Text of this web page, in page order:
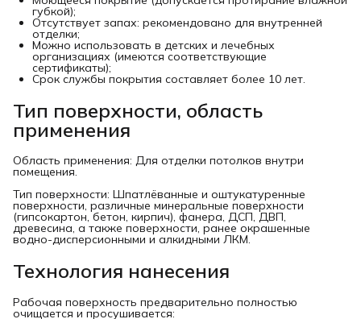
губкой);
Отсутствует запах: рекомендовано для внутренней
отделки;
Можно использовать в детских и лечебных
организациях (имеются соответствующие
сертификаты);
Срок службы покрытия составляет более 10 лет.
Тип поверхности, область
применения
Область применения: Для отделки потолков внутри
помещения.
Тип поверхности: Шпатлёванные и оштукатуренные
поверхности, различные минеральные поверхности
(гипсокартон, бетон, кирпич), фанера, ДСП, ДВП,
древесина, а также поверхности, ранее окрашенные
водно-дисперсионными и алкидными ЛКМ.
Технология нанесения
Рабочая поверхность предварительно полностью
очищается и просушивается: